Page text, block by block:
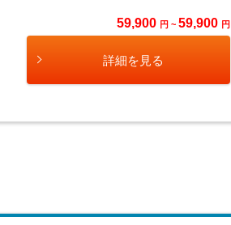
59,900 円 ~ 59,900 円
詳細を見る